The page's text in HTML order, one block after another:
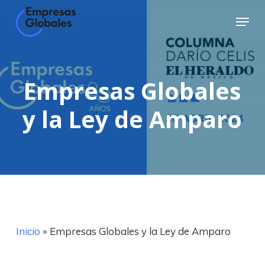
content
Menu
Empresas Globales
y la Ley de Amparo
Inicio » Empresas Globales y la Ley de Amparo
Menu